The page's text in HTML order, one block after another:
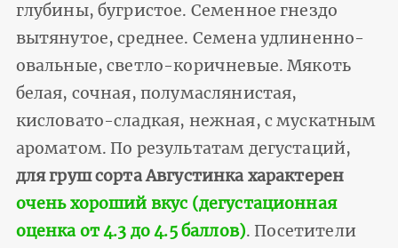
глубины, бугристое. Семенное гнездо
вытянутое, среднее. Семена удлиненно-
овальные, светло-коричневые. Мякоть
белая, сочная, полумаслянистая,
кисловато-сладкая, нежная, с мускатным
ароматом. По результатам дегустаций,
для груш сорта Августинка характерен
очень хороший вкус (дегустационная
оценка от 4.3 до 4.5 баллов). Посетители